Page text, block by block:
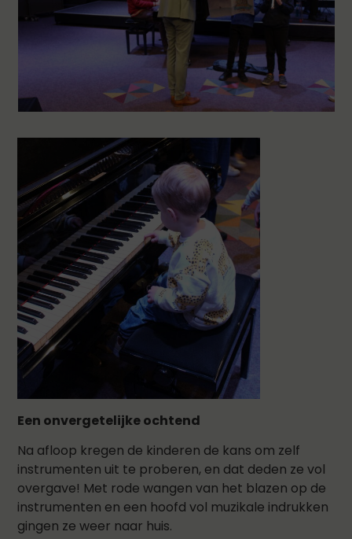
Een onvergetelijke ochtend
Na afloop kregen de kinderen de kans om zelf
instrumenten uit te proberen, en dat deden ze vol
overgave! Met rode wangen van het blazen op de
instrumenten en een hoofd vol muzikale indrukken
gingen ze weer naar huis.